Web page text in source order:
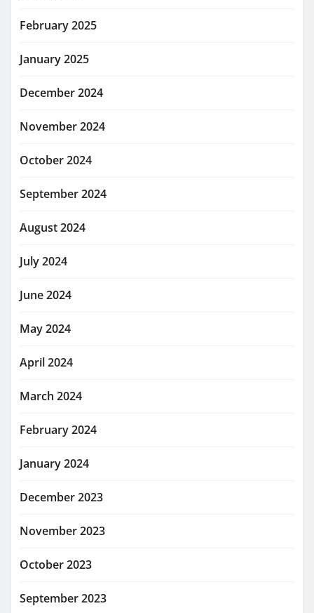
February 2025
January 2025
December 2024
November 2024
October 2024
September 2024
August 2024
July 2024
June 2024
May 2024
April 2024
March 2024
February 2024
January 2024
December 2023
November 2023
October 2023
September 2023